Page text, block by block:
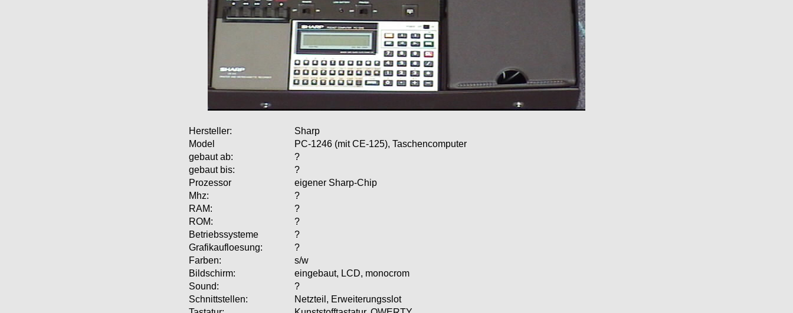
Hersteller:
Sharp
Model
PC-1246 (mit CE-125), Taschencomputer
gebaut ab:
?
gebaut bis:
?
Prozessor
eigener Sharp-Chip
Mhz:
?
RAM:
?
ROM:
?
Betriebssysteme
?
Grafikaufloesung:
?
Farben:
s/w
Bildschirm:
eingebaut, LCD, monocrom
Sound:
?
Schnittstellen:
Netzteil, Erweiterungsslot